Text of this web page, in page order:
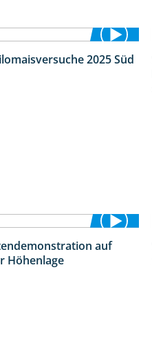
5:36
2025 Süd
7:04
auf
Höhenlage